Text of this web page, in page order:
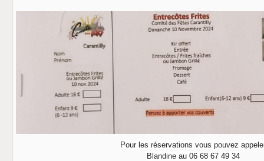
Pour les réservations vous pouvez
Blandine au 06 68 67 49 34